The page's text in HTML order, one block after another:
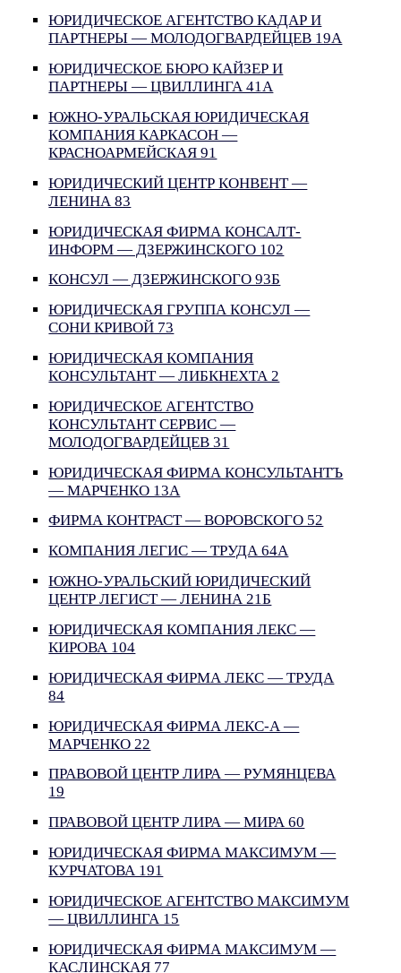
ЮРИДИЧЕСКОЕ АГЕНТСТВО КАДАР И
ПАРТНЕРЫ — МОЛОДОГВАРДЕЙЦЕВ 19А
ЮРИДИЧЕСКОЕ БЮРО КАЙЗЕР И
ПАРТНЕРЫ — ЦВИЛЛИНГА 41А
ЮЖНО-УРАЛЬСКАЯ ЮРИДИЧЕСКАЯ
КОМПАНИЯ КАРКАСОН —
КРАСНОАРМЕЙСКАЯ 91
ЮРИДИЧЕСКИЙ ЦЕНТР КОНВЕНТ —
ЛЕНИНА 83
ЮРИДИЧЕСКАЯ ФИРМА КОНСАЛТ-
ИНФОРМ — ДЗЕРЖИНСКОГО 102
КОНСУЛ — ДЗЕРЖИНСКОГО 93Б
ЮРИДИЧЕСКАЯ ГРУППА КОНСУЛ —
СОНИ КРИВОЙ 73
ЮРИДИЧЕСКАЯ КОМПАНИЯ
КОНСУЛЬТАНТ — ЛИБКНЕХТА 2
ЮРИДИЧЕСКОЕ АГЕНТСТВО
КОНСУЛЬТАНТ СЕРВИС —
МОЛОДОГВАРДЕЙЦЕВ 31
ЮРИДИЧЕСКАЯ ФИРМА КОНСУЛЬТАНТЪ
— МАРЧЕНКО 13А
ФИРМА КОНТРАСТ — ВОРОВСКОГО 52
КОМПАНИЯ ЛЕГИС — ТРУДА 64А
ЮЖНО-УРАЛЬСКИЙ ЮРИДИЧЕСКИЙ
ЦЕНТР ЛЕГИСТ — ЛЕНИНА 21Б
ЮРИДИЧЕСКАЯ КОМПАНИЯ ЛЕКС —
КИРОВА 104
ЮРИДИЧЕСКАЯ ФИРМА ЛЕКС — ТРУДА
84
ЮРИДИЧЕСКАЯ ФИРМА ЛЕКС-А —
МАРЧЕНКО 22
ПРАВОВОЙ ЦЕНТР ЛИРА — РУМЯНЦЕВА
19
ПРАВОВОЙ ЦЕНТР ЛИРА — МИРА 60
ЮРИДИЧЕСКАЯ ФИРМА МАКСИМУМ —
КУРЧАТОВА 191
ЮРИДИЧЕСКОЕ АГЕНТСТВО МАКСИМУМ
— ЦВИЛЛИНГА 15
ЮРИДИЧЕСКАЯ ФИРМА МАКСИМУМ —
КАСЛИНСКАЯ 77